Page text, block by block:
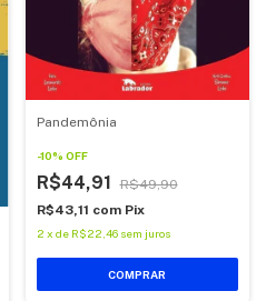
Pandemônia
-10% OFF
R$44,91
R$49,90
R$43,11 com Pix
2 x de R$22,46 sem juros
COMPRAR